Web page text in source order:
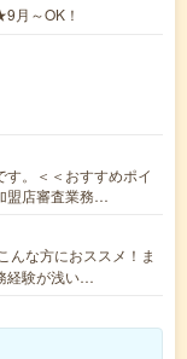
月～OK！
。＜＜おすすめポイ
盟店審査業務…
んな方におススメ！ま
経験が浅い…